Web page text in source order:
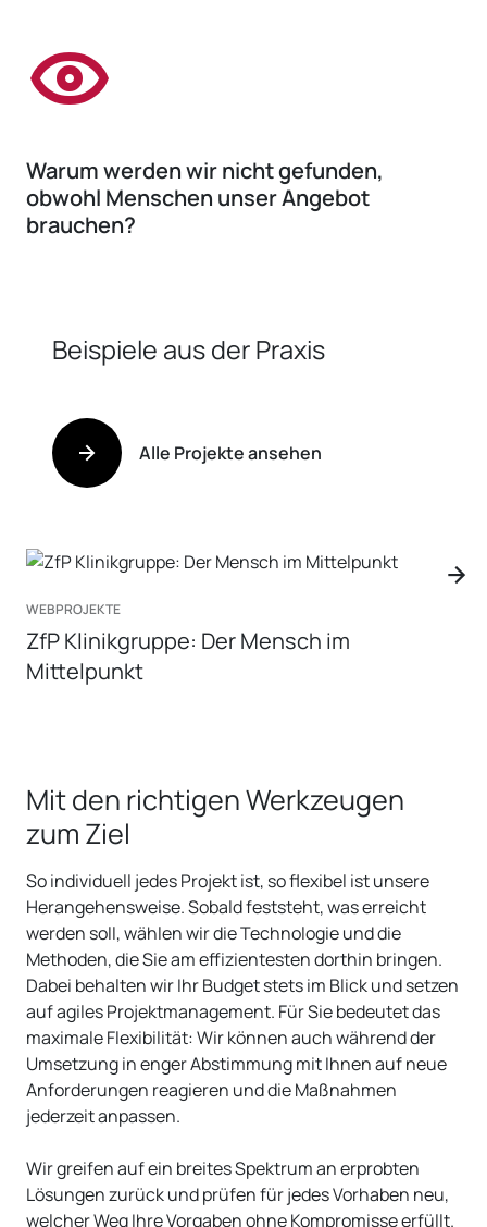
Warum werden wir nicht gefunden,
obwohl Menschen unser Angebot
brauchen?
Beispiele aus der Praxis
Alle Projekte ansehen
WEBPROJEKTE
ZfP Klinikgruppe: Der Mensch im
Mittelpunkt
Mit den richtigen Werkzeugen
zum Ziel
So individuell jedes Projekt ist, so flexibel ist unsere
werden soll, wählen wir die Technologie und die
Methoden, die Sie am effizientesten dorthin bringen.
Dabei behalten wir Ihr Budget stets im Blick und setzen